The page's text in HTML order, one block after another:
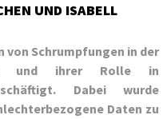
UND ISABELL
von Schrumpfungen in der
und ihrer Rolle in
Dabei wurde
Daten zu